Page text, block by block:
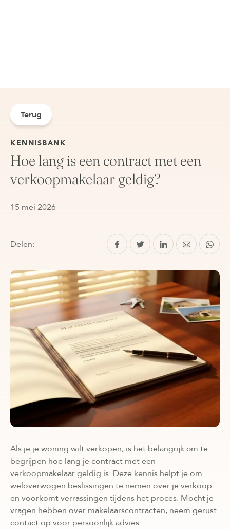
Terug
KENNISBANK
Hoe lang is een contract met een
verkoopmakelaar geldig?
15 mei 2026
Delen:
Als je je woning wilt verkopen, is het belangrijk om te
begrijpen hoe lang je contract met een
verkoopmakelaar geldig is. Deze kennis helpt je om
weloverwogen beslissingen te nemen over je verkoop
en voorkomt verrassingen tijdens het proces. Mocht je
vragen hebben over makelaarscontracten, neem gerust
contact op voor persoonlijk advies.